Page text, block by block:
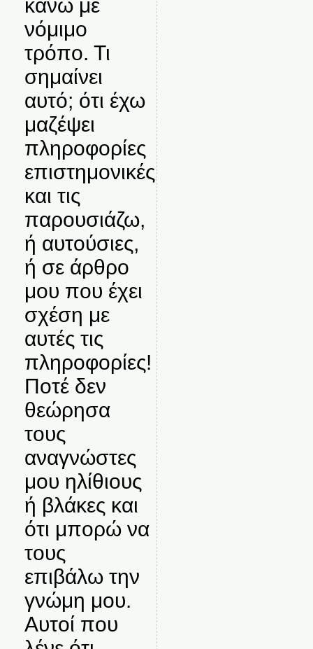
κάνω με
νόμιμο
τρόπο. Τι
σημαίνει
αυτό; ότι έχω
μαζέψει
πληροφορίες
επιστημονικές
και τις
παρουσιάζω,
ή αυτούσιες,
ή σε άρθρο
μου που έχει
σχέση με
αυτές τις
πληροφορίες!
Ποτέ δεν
θεώρησα
τους
αναγνώστες
μου ηλίθιους
ή βλάκες και
ότι μπορώ να
τους
επιβάλω την
γνώμη μου.
Αυτοί που